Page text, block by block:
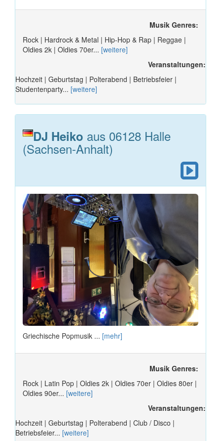
Musik Genres:
Rock | Hardrock & Metal | Hip-Hop & Rap | Reggae |
Oldies 2k | Oldies 70er... [weitere]
Veranstaltungen:
Hochzeit | Geburtstag | Polterabend | Betriebsfeier |
Studentenparty... [weitere]
DJ Heiko aus 06128 Halle
(Sachsen-Anhalt)
Griechische Popmusik ... [mehr]
Musik Genres:
Rock | Latin Pop | Oldies 2k | Oldies 70er | Oldies 80er |
Oldies 90er... [weitere]
Veranstaltungen:
Hochzeit | Geburtstag | Polterabend | Club / Disco |
Betriebsfeier... [weitere]